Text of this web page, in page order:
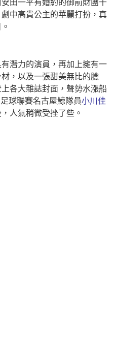
田一平有婚約的御前財團千
中高貴公主的華麗打扮，真
潛力的演員，再加上擁有一
，以及一張甜美無比的臉
各大雜誌封面，聲勢水漲船
球聯賽名古屋鯨隊員小川佳
人氣稍微受挫了些。